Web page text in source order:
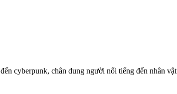
cyberpunk, chân dung người nổi tiếng đến nhân